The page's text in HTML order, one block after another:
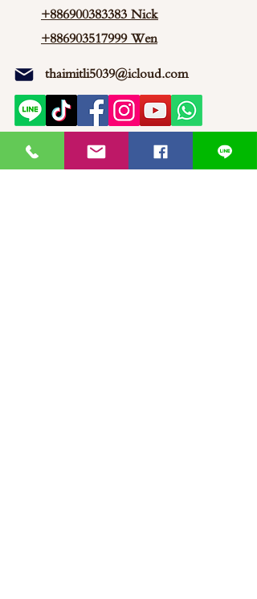
+886900383383 Nick
+886903517999 Wen
thaimitli5039@icloud.com